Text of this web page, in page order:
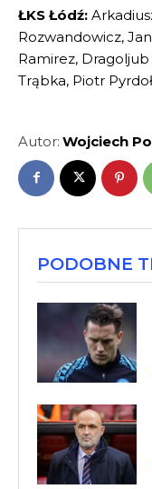
ŁKS Łódź:
Rozwandowicz,
Ramirez, Dragoljub
Trąbka, Piotr
Autor: Wojciech
PODOBNE